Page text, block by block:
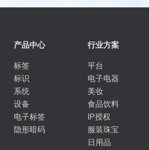
产品中心
标签
标识
系统
设备
电子标签
隐形暗码
行业方案
平台
电子电器
美妆
食品饮料
IP授权
服装珠宝
日用品